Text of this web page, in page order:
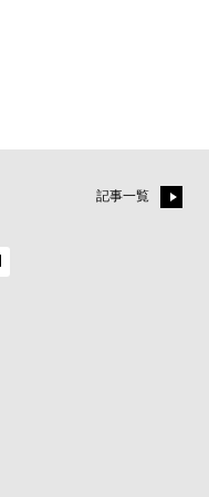
記事一覧